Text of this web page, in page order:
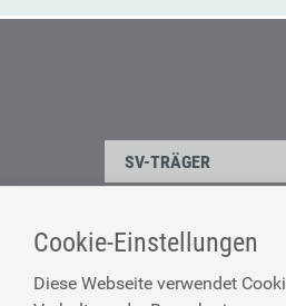
Cookie-Einstellungen
Diese Webseite verwendet
SV-TRÄGER
ÜBER UNS
Kontakt